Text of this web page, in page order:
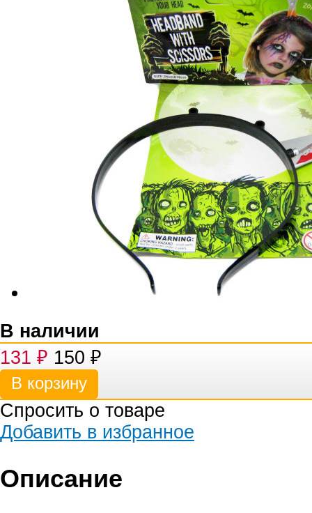
В наличии
131 ₽ 150 ₽
Спросить о товаре
Добавить в избранное
Описание